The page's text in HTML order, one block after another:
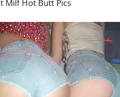
Milf Hot Butt Pics